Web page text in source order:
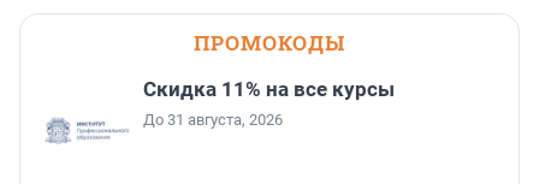
ПРОМОКОДЫ
Скидка 11% на все курсы
До 31 августа, 2026